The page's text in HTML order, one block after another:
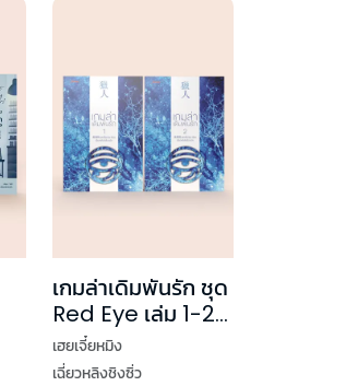
เกมล่าเดิมพันรัก ชุด
Red Eye เล่ม 1-2
(2 เล่มจบ)
เฮยเจี๋ยหมิง
เฉี่ยวหลิงชิงซิ่ว